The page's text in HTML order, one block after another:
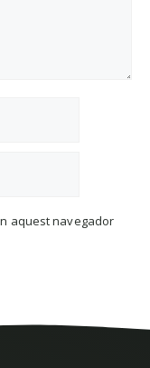
aquest navegador